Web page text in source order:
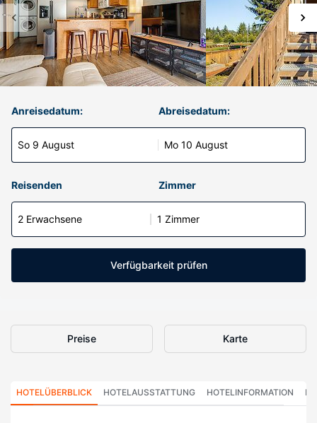
Anreisedatum:
So 9 August
Abreisedatum:
Mo 10 August
Reisenden Zimmer
2 Erwachsene 1 Zimmer
Verfügbarkeit prüfen
Preise Karte
HOTELÜBERBLICK HOTELAUSSTATTUNG HOTELINFORMATION